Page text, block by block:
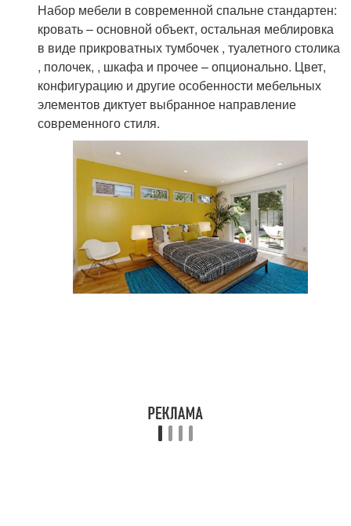
Набор мебели в современной спальне стандартен:
кровать – основной объект, остальная меблировка
в виде прикроватных тумбочек , туалетного столика
, полочек, , шкафа и прочее – опционально. Цвет,
конфигурацию и другие особенности мебельных
элементов диктует выбранное направление
современного стиля.